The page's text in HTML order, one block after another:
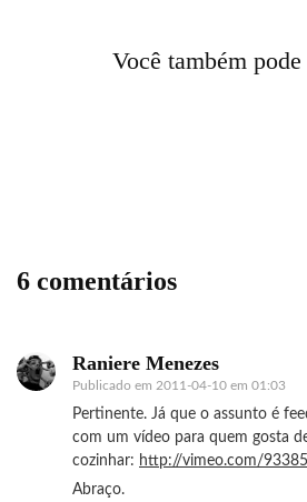
Você também
8 dicas para contratar um designer
curiosidades
6 comentários
Raniere Menezes
Publicado em 2011-04-10 em 01:03
Pertinente. Já que o assunto é
com um vídeo para quem gosta
cozinhar: http://vimeo.com/
Abraço.